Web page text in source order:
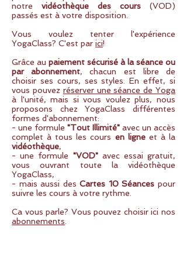
notre vidéothèque des cours (VOD)
passés est à votre disposition.
Vous voulez tenter l'expérience
YogaClass? C'est par ici!
Grâce au paiement sécurisé à la séance ou
par abonnement, chacun est libre de
choisir ses cours, ses styles. En effet, si
vous pouvez réserver une séance de Yoga
à l'unité, mais si vous voulez plus, nous
proposons chez YogaClass différentes
formes d'abonnement:
- une formule "Tout Illimité" avec un accès
complet à tous les cours en ligne et à la
vidéothèque,
- une formule "VOD" avec essai gratuit,
vous ouvrant toute la vidéothèque
YogaClass,
- mais aussi desCartes 10 Séancespour
suivre les cours à votre rythme.
Ca vous parle? Vous pouvez choisir ici nos
abonnements